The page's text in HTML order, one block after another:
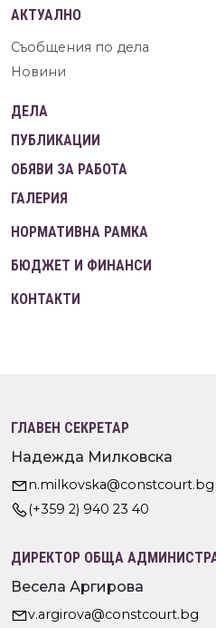
АКТУАЛНО
Съобщения по дела
Новини
ДЕЛА
ПУБЛИКАЦИИ
ОБЯВИ ЗА РАБОТА
ГАЛЕРИЯ
НОРМАТИВНА РАМКА
БЮДЖЕТ И ФИНАНСИ
КОНТАКТИ
ГЛАВЕН СЕКРЕТАР
Надежда Милковска
n.milkovska@constcourt.bg
(+359 2) 940 23 40
ДИРЕКТОР ОБЩА
Весела Аргирова
v.argirova@constcourt.bg